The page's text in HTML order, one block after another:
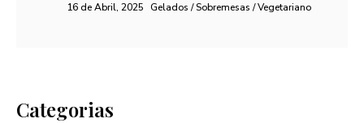
16 de Abril, 2025 Gelados / Sobremesas / Vegetariano
Categorias